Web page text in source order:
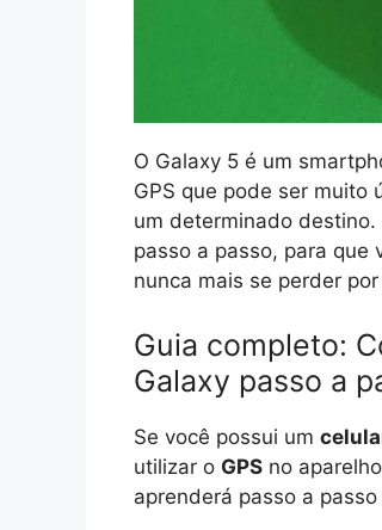
O Galaxy 5 é um
GPS que pode ser muito
um determinado destino.
passo a passo, para que
nunca mais se perder
Guia completo:
Galaxy passo a
Se você possui um
utilizar o GPS no
aprenderá passo a